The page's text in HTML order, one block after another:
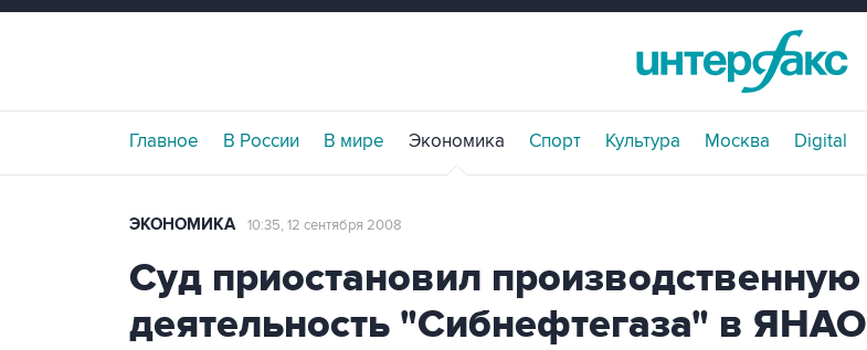
Главное В России В мире Экономика Спорт Культура Москва Digital
ЭКОНОМИКА 10:35, 12 сентября 2008
Суд приостановил производственную
деятельность "Сибнефтегаза" в ЯНАО